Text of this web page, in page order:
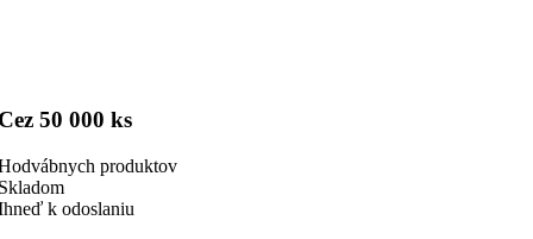
50 000 ks
produktov
k odoslaniu